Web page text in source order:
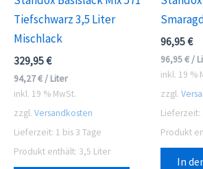
Tiefschwarz 3,5 Liter
Mischlack
329,95€
94,27€ / Liter
inkl. 19 % MwSt.
zzgl. Versandkosten
Lieferzeit: 1 bis 3 Tage
Produkt enthält: 3,5 Liter
96,95€
96,95€ /
inkl. 19 %
zzgl.
Lieferzeit:
Produkt
In